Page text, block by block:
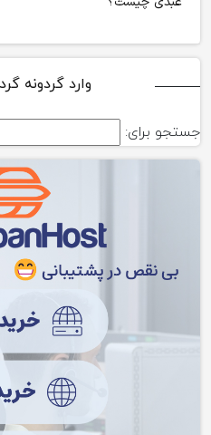
وارد گردونه
جستجو برای: